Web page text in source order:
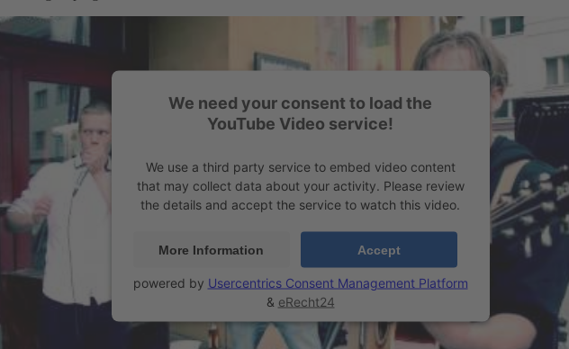
We need your consent to load the
YouTube Video service!
We use a third party service to embed video content
that may collect data about your activity. Please review
the details and accept the service to watch this video.
More Information Accept
powered by Usercentrics Consent Management Platform
& eRecht24